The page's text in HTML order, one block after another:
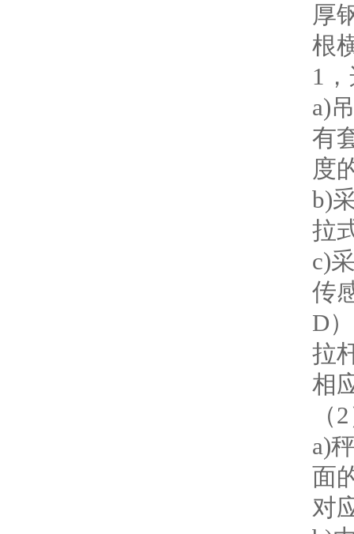
厚
根
1
a)
有
度
b)
拉
c)
传
D
拉
相
a)
面
对